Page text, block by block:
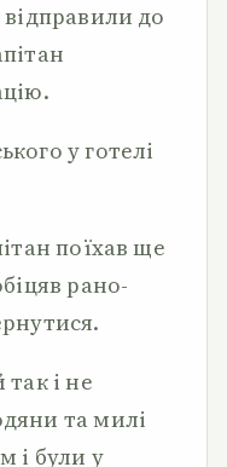
до
у готелі
поїхав ще
рано-
і не
та милі
і були у